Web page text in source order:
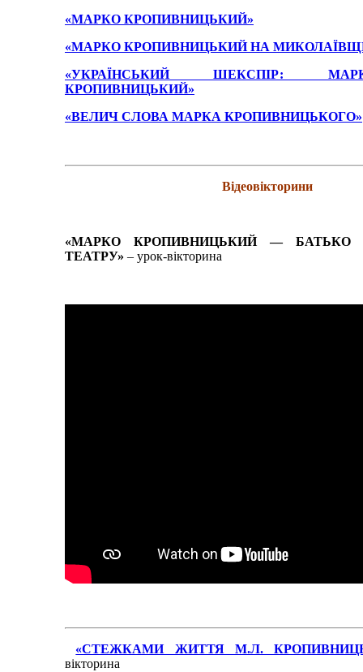
«МАРКО КРОПИВНИЦЬКИЙ»
«МАРКО КРОПИВНИЦЬКИЙ НА
«УКРАЇНСЬКИЙ ШЕКСПІР:
КРОПИВНИЦЬКИЙ»
«ВЕЛИЧ СЛОВА МАРКА КРОПИВНИЦЬКОГО»
Відеовікторини
«МАРКО КРОПИВНИЦЬКИЙ — БАТЬКО
ТЕАТРУ» – урок-вікторина
«СТЕЖКАМИ ЖИТТЯ М.Л.
вікторина